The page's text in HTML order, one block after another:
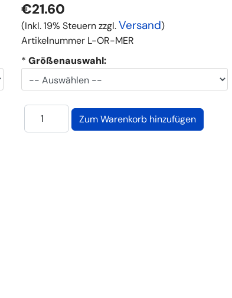
€21.60
(Inkl. 19% Steuern zzgl.Versand)
Artikelnummer L-OR-MER
* Größenauswahl: